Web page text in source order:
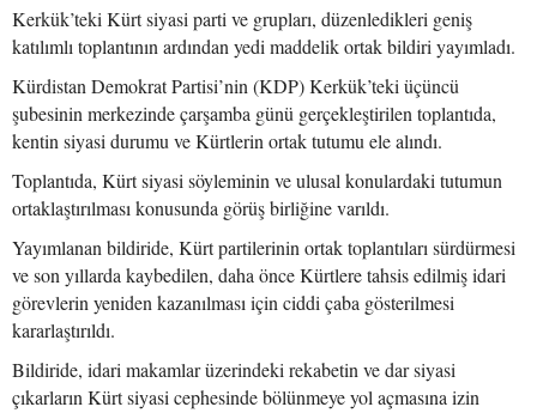
Kerkük’teki Kürt siyasi parti ve grupları, düzenledikleri geniş
katılımlı toplantının ardından yedi maddelik ortak bildiri yayımladı.
Kürdistan Demokrat Partisi’nin (KDP) Kerkük’teki üçüncü
şubesinin merkezinde çarşamba günü gerçekleştirilen toplantıda,
kentin siyasi durumu ve Kürtlerin ortak tutumu ele alındı.
Toplantıda, Kürt siyasi söyleminin ve ulusal konulardaki tutumun
ortaklaştırılması konusunda görüş birliğine varıldı.
Yayımlanan bildiride, Kürt partilerinin ortak toplantıları sürdürmesi
ve son yıllarda kaybedilen, daha önce Kürtlere tahsis edilmiş idari
görevlerin yeniden kazanılması için ciddi çaba gösterilmesi
kararlaştırıldı.
Bildiride, idari makamlar üzerindeki rekabetin ve dar siyasi
çıkarların Kürt siyasi cephesinde bölünmeye yol açmasına izin